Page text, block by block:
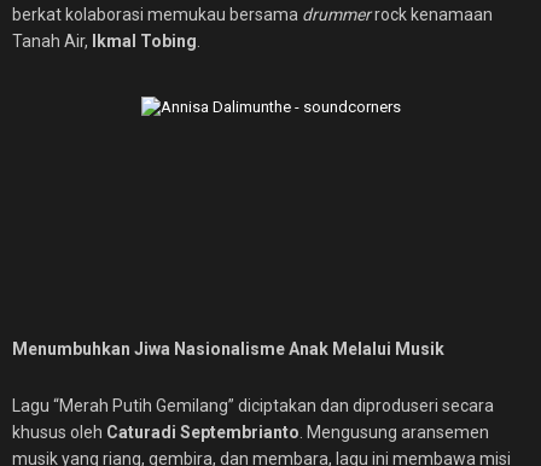
berkat kolaborasi memukau bersama drummerrock kenamaan
Tanah Air,
Ikmal Tobing
Menumbuhkan Jiwa Nasionalisme Anak Melalui Musik
Lagu “Merah Putih Gemilang” diciptakan dan diproduseri secara
khusus oleh Caturadi Septembrianto . Mengusung aransemen
musik yang riang, gembira, dan membara, lagu ini membawa misi